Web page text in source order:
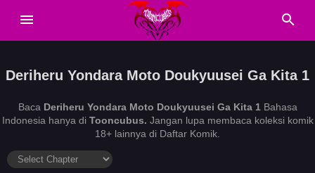
Deriheru Yondara Moto Doukyuusei Ga Kita 1
Baca Deriheru Yondara Moto Doukyuusei Ga Kita 1 Bahasa
Indonesia hanya di Tooncubus. Jangan lupa membaca koleksi komik
18+ lainnya di Daftar Komik.